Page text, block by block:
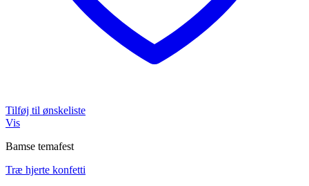
Tilføj til ønskeliste
Vis
Bamse temafest
Træ hjerte konfetti